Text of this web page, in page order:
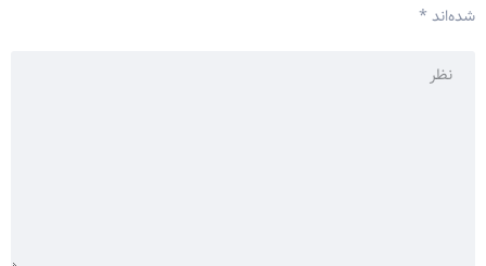
شده‌اند *